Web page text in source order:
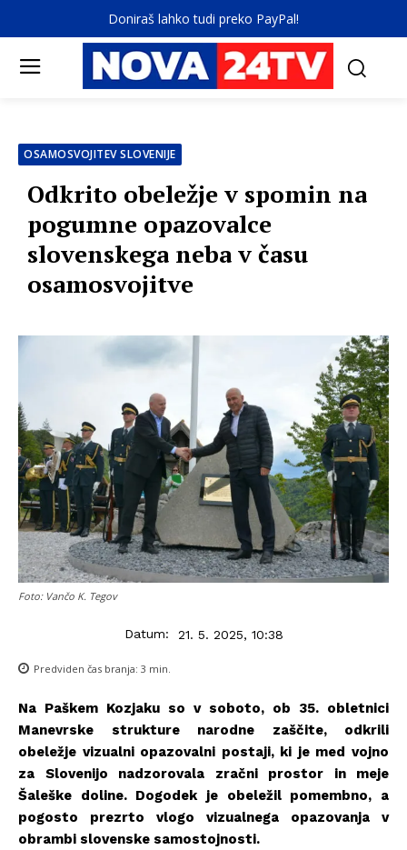
Doniraš lahko tudi preko PayPal!
OSAMOSVOJITEV SLOVENIJE
Odkrito obeležje v spomin na
pogumne opazovalce
slovenskega neba v času
osamosvojitve
Foto: Vančo K. Tegov
Datum: 21. 5. 2025, 10:38
Predviden čas branja: 3 min.
Na Paškem Kozjaku so v soboto, ob 35. obletnici
Manevrske strukture narodne zaščite, odkrili
obeležje vizualni opazovalni postaji, ki je med vojno
za Slovenijo nadzorovala zračni prostor in meje
Šaleške doline. Dogodek je obeležil pomembno, a
pogosto prezrto vlogo vizualnega opazovanja v
obrambi slovenske samostojnosti.